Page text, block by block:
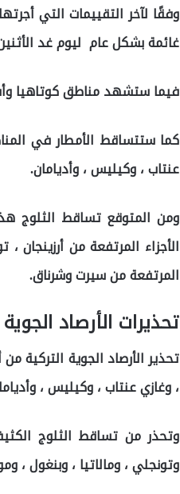
وفقًا لآخر التقييمات التي
غائمة بشكل عام ليوم غد
فيما ستشهد مناطق كوتاهيا
كما ستتساقط الأمطار في
عنتاب ، وكيليس ، وأديامان.
ومن المتوقع تساقط الثلوج
الأجزاء المرتفعة من
المرتفعة من سيرت وشرناق.
تحذيرات الأرصاد
تحذير الأرصاد الجوية التركية
، وغازي عنتاب ، وكيليس ،
وتحذر من تساقط الثلوج
وتونجلي ، ومالاتيا ، وبنغول